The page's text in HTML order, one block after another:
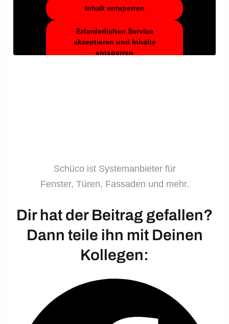
Inhalt entsperren
Erforderlichen Service
akzeptieren und Inhalte
entsperren
Schüco ist Systemanbieter für
Fenster, Türen, Fassaden und mehr.
Dir hat der Beitrag gefallen?
Dann teile ihn mit Deinen
Kollegen: